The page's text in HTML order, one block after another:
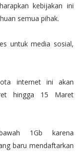
kebijakan ini
semua pihak.
untuk media sosial,
internet ini akan
hingga 15 Maret
1Gb karena
baru mendaftarkan